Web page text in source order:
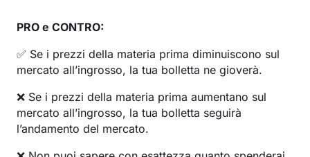
PRO e CONTRO:
✅ Se i prezzi della materia prima diminuiscono sul
mercato all’ingrosso, la tua bolletta ne gioverà.
❌ Se i prezzi della materia prima aumentano sul
mercato all’ingrosso, la tua bolletta seguirà
l’andamento del mercato.